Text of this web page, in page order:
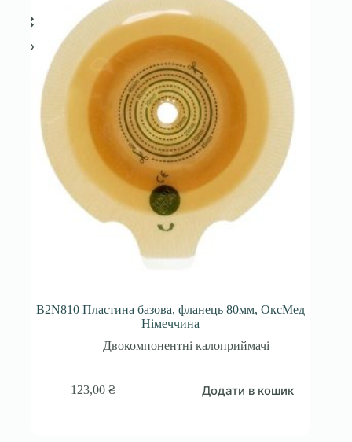
B2N810 Пластина базова, фланець 80мм, ОксМед
Німеччина
Двокомпонентні калоприймачі
123,00₴ Додати в кошик